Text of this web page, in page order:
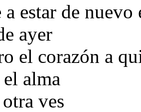
a estar de
ayer
el corazón a
alma
ves